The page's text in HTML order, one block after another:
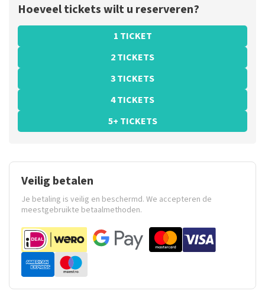
Hoeveel tickets wilt u reserveren?
1 TICKET
2 TICKETS
3 TICKETS
4 TICKETS
5+ TICKETS
Veilig betalen
Je betaling is veilig en beschermd. We accepteren de
meestgebruikte betaalmethoden.